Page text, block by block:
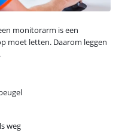
monitorarm is een
moet letten. Daarom leggen
weg